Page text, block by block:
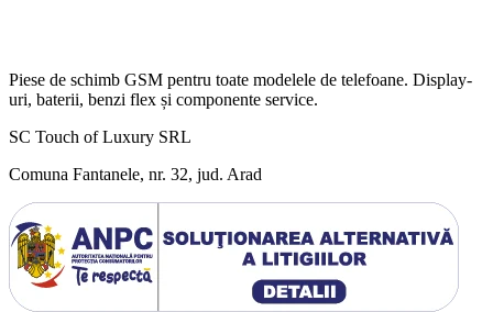
Piese de schimb GSM pentru toate modelele de telefoane. Display-
uri, baterii, benzi flex și componente service.
SC Touch of Luxury SRL
Comuna Fantanele, nr. 32, jud. Arad